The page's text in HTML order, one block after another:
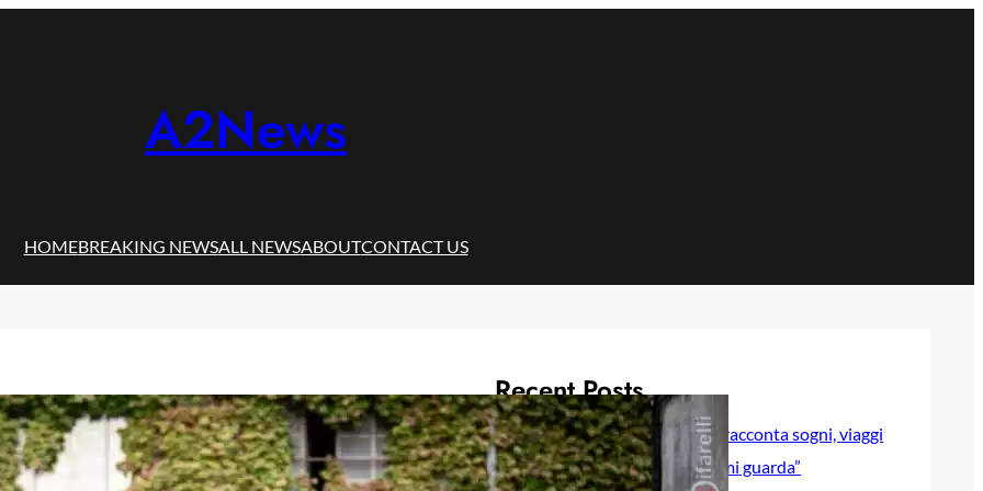
A2News
HOMEBREAKING NEWSALL NEWSABOUTCONTACT US
Recent Posts
Selly baby modella Italia racconta sogni, viaggi
e sentimenti in “Luna lei mi guarda”